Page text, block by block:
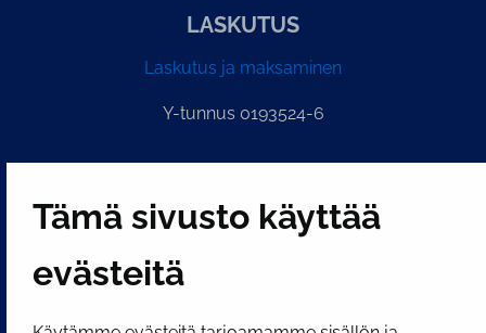
Tämä sivusto käyttää
evästeitä
LASKUTUS
Laskutus ja maksaminen
Y-tunnus 0193524-6
Näytä evästeasetukseni